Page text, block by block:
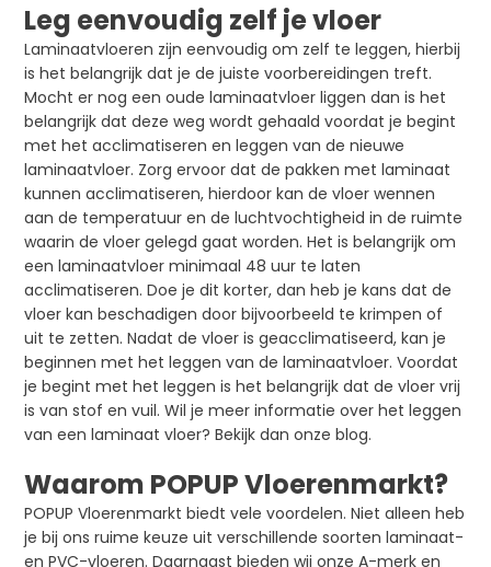
Leg eenvoudig zelf je vloer
Laminaatvloeren zijn eenvoudig om zelf te leggen, hierbij
is het belangrijk dat je de juiste voorbereidingen treft.
Mocht er nog een oude laminaatvloer liggen dan is het
belangrijk dat deze weg wordt gehaald voordat je begint
met het acclimatiseren en leggen van de nieuwe
laminaatvloer. Zorg ervoor dat de pakken met laminaat
kunnen acclimatiseren, hierdoor kan de vloer wennen
aan de temperatuur en de luchtvochtigheid in de ruimte
waarin de vloer gelegd gaat worden. Het is belangrijk om
een laminaatvloer minimaal 48 uur te laten
acclimatiseren. Doe je dit korter, dan heb je kans dat de
vloer kan beschadigen door bijvoorbeeld te krimpen of
uit te zetten. Nadat de vloer is geacclimatiseerd, kan je
beginnen met het leggen van de laminaatvloer. Voordat
je begint met het leggen is het belangrijk dat de vloer vrij
is van stof en vuil. Wil je meer informatie over het leggen
van een laminaat vloer? Bekijk dan onze blog.
Waarom POPUP Vloerenmarkt?
POPUP Vloerenmarkt biedt vele voordelen. Niet alleen heb
je bij ons ruime keuze uit verschillende soorten laminaat-
en PVC-vloeren. Daarnaast bieden wij onze A-merk en